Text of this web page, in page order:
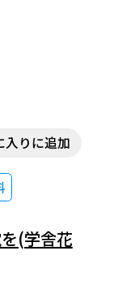
入りに追加
(学舎花